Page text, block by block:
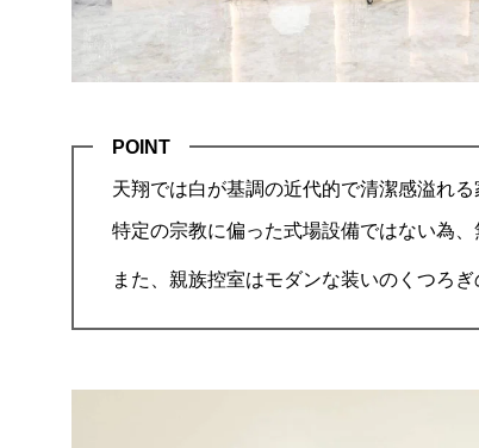
POINT
天翔では白が基調の近代的で清潔感溢れ
特定の宗教に偏った式場設備ではない為
また、親族控室はモダンな装いのくつろ